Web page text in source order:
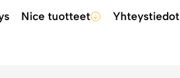
Nice tuotteet Yhteystiedot